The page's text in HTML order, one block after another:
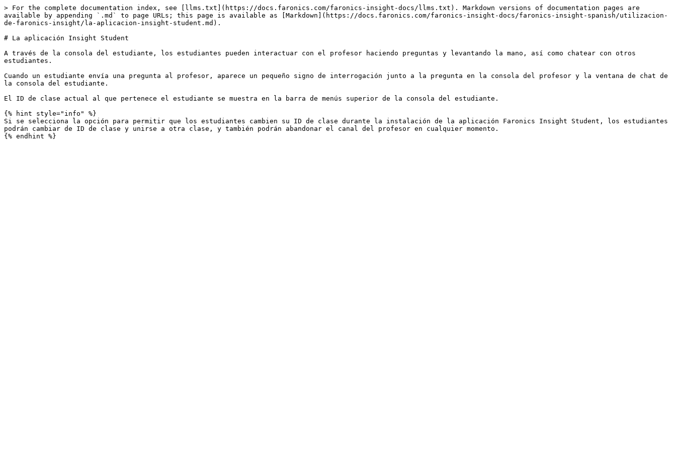
> For the complete documentation index, see [llms.txt](https://docs.faronics.com/faronics-insight-docs/llms.txt). Markdown versions of documentation pages are
available by appending `.md` to page URLs; this page is available as [Markdown](https://docs.faronics.com/faronics-insight-docs/faronics-insight-spanish/utilizacion-
de-faronics-insight/la-aplicacion-insight-student.md).
# La aplicación Insight Student
A través de la consola del estudiante, los estudiantes pueden interactuar con el profesor haciendo preguntas y levantando la mano, así como chatear con otros
estudiantes.
Cuando un estudiante envía una pregunta al profesor, aparece un pequeño signo de interrogación junto a la pregunta en la consola del profesor y la ventana de chat de
la consola del estudiante.
El ID de clase actual al que pertenece el estudiante se muestra en la barra de menús superior de la consola del estudiante.
{% hint style="info" %}
Si se selecciona la opción para permitir que los estudiantes cambien su ID de clase durante la instalación de la aplicación Faronics Insight Student, los estudiantes
podrán cambiar de ID de clase y unirse a otra clase, y también podrán abandonar el canal del profesor en cualquier momento.